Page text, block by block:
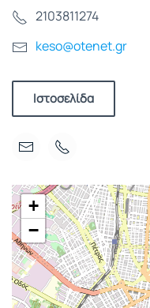
2103811274
keso@otenet.gr
Ιστοσελίδα
+
−